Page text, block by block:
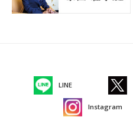
LINE
Instagram